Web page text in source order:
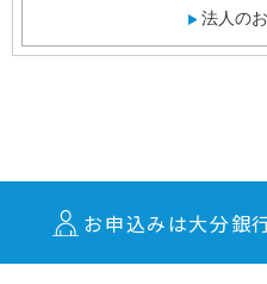
法人の
お申込みは大分銀